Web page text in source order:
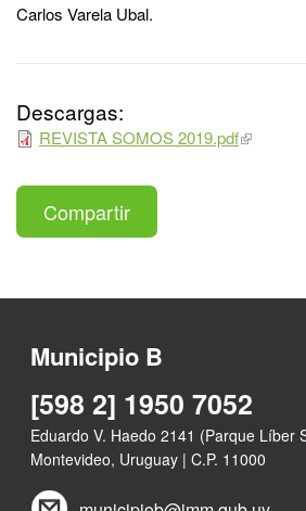
Carlos Varela Ubal.
Descargas:
REVISTA SOMOS 2019.pdf
Compartir
Municipio B
[598 2] 1950 7052
Eduardo V. Haedo 2141 (Parque Líber
Montevideo, Uruguay | C.P. 11000